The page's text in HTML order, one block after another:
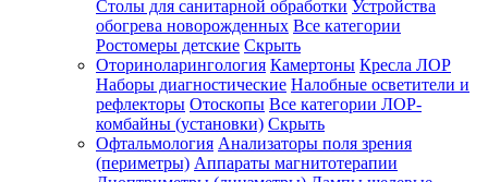
Столы для санитарной обработки Устройства
обогрева новорожденных Все категории
Ростомеры детские Скрыть
Оториноларингология Камертоны Кресла ЛОР
Наборы диагностические Налобные осветители и
рефлекторы Отоскопы Все категории ЛОР-
комбайны (установки) Скрыть
Офтальмология Анализаторы поля зрения
(периметры) Аппараты магнитотерапии